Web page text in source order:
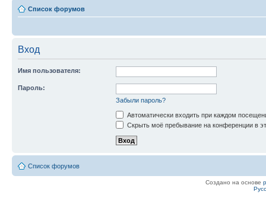
Список форумов
Вход
Имя пользователя:
Пароль:
Забыли пароль?
Автоматически входить при каждом
Скрыть моё пребывание на конференции в
Список форумов
Создано на основе